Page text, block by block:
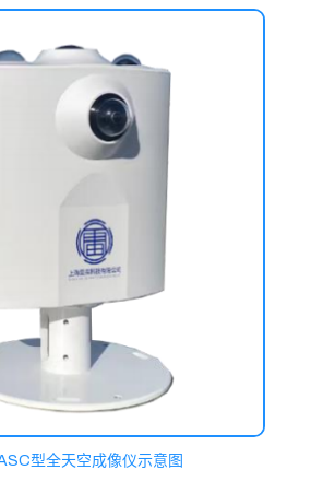
型全天空成像仪示意图